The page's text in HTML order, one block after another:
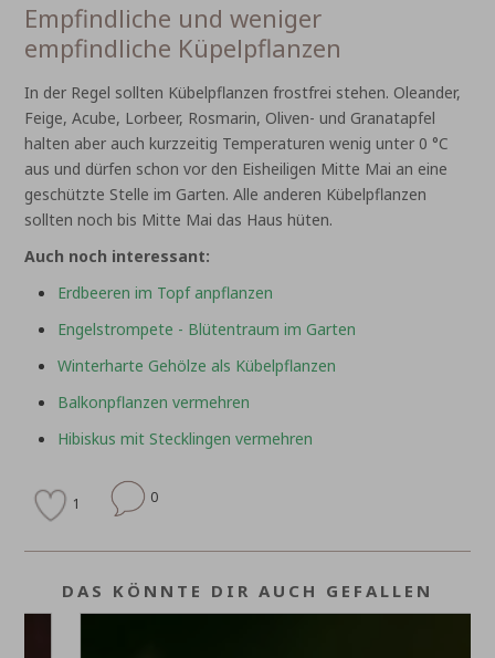
Empfindliche und weniger
empfindliche Küpelpflanzen
In der Regel sollten Kübelpflanzen frostfrei stehen. Oleander,
Feige, Acube, Lorbeer, Rosmarin, Oliven- und Granatapfel
halten aber auch kurzzeitig Temperaturen wenig unter 0 °C
aus und dürfen schon vor den Eisheiligen Mitte Mai an eine
geschützte Stelle im Garten. Alle anderen Kübelpflanzen
sollten noch bis Mitte Mai das Haus hüten.
Auch noch interessant:
Erdbeeren im Topf anpflanzen
Engelstrompete - Blütentraum im Garten
Winterharte Gehölze als Kübelpflanzen
Balkonpflanzen vermehren
Hibiskus mit Stecklingen vermehren
1 0
DAS KÖNNTE DIR AUCH GEFALLEN